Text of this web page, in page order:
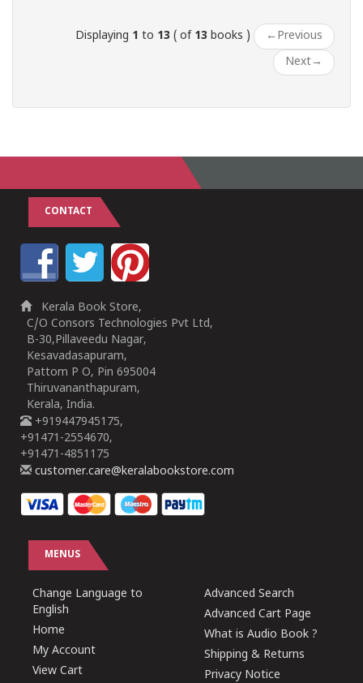
Displaying 1 to 13 ( of 13 books ) ← Previous
Next→
CONTACT
Kerala Book Store,
C/O Consors Technologies Pvt Ltd,
B-30,Pillaveedu Nagar,
Kesavadasapuram,
Pattom P O, Pin 695004
Thiruvananthapuram,
Kerala, India.
+919447945175,
+91471-2554670,
+91471-4851175
customer.care@keralabookstore.com
MENUS
Change Language to
English
Home
My Account
View Cart
Advanced Search
Advanced Cart Page
What is Audio Book ?
Shipping & Returns
Privacy Notice